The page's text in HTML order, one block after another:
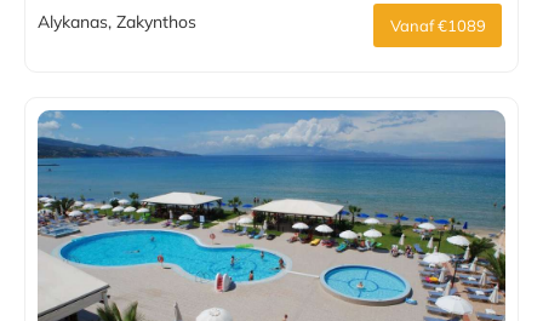
Alykanas, Zakynthos Vanaf €1089